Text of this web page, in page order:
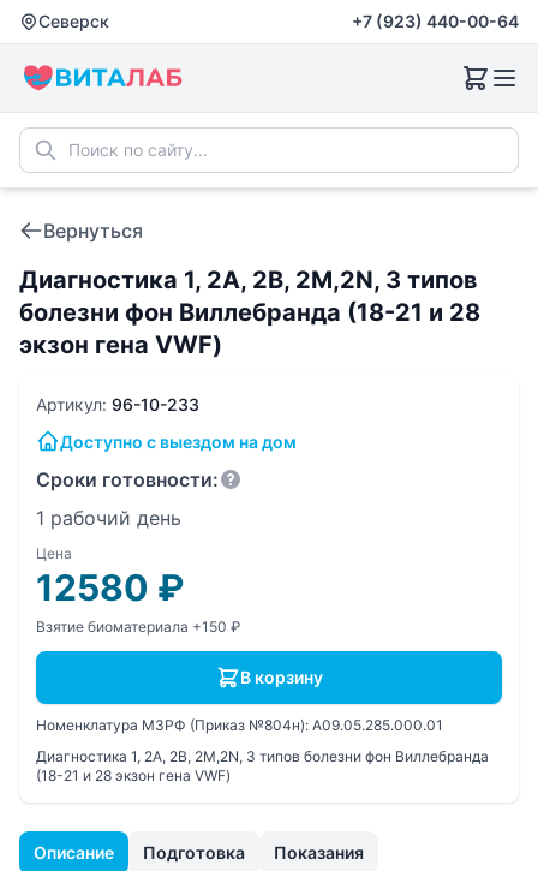
Северск +7 (923) 440-00-64
Вернуться
Диагностика 1, 2А, 2В, 2М,2N, 3 типов
болезни фон Виллебранда (18-21 и 28
экзон гена VWF)
Описание Подготовка Показания
Артикул: 96-10-233
Доступно с выездом на дом
Сроки готовности:
1 рабочий день
Цена
12580 ₽
Взятие биоматериала +150 ₽
В корзину
Номенклатура МЗРФ (Приказ №804н): A09.05.285.000.01
Диагностика 1, 2А, 2В, 2М,2N, 3 типов болезни фон Виллебранда
(18-21 и 28 экзон гена VWF)